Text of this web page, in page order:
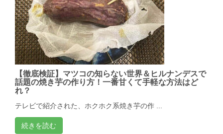
【徹底検証】マツコの知らない世界＆ヒルナンデスで
話題の焼き芋の作り方！一番甘くて手軽な方法はど
れ？
テレビで紹介された、ホクホク系焼き芋の作 ...
続きを読む